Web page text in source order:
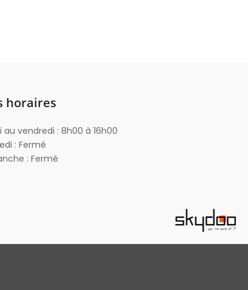
horaires
au vendredi : 8h00 à 16h00
: Fermé
: Fermé